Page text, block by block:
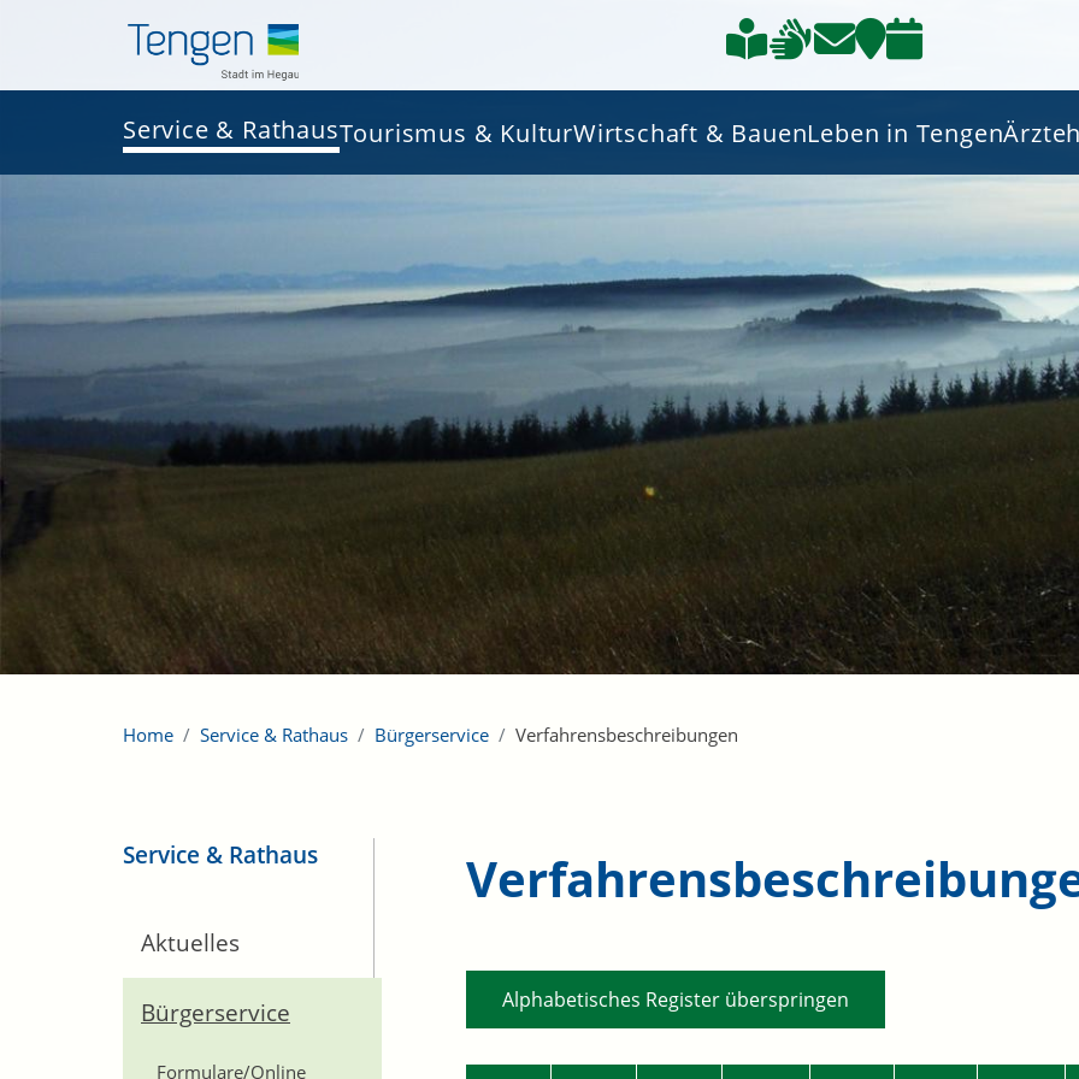
Service & RathausTourismus & KulturWirtschaft & BauenLeben in Tengen
Home Service & Rathaus Bürgerservice Verfahrensbeschreibungen
Service & Rathaus
Aktuelles
Bürgerservice
Formulare/Online
Alphabetisches Register überspringen